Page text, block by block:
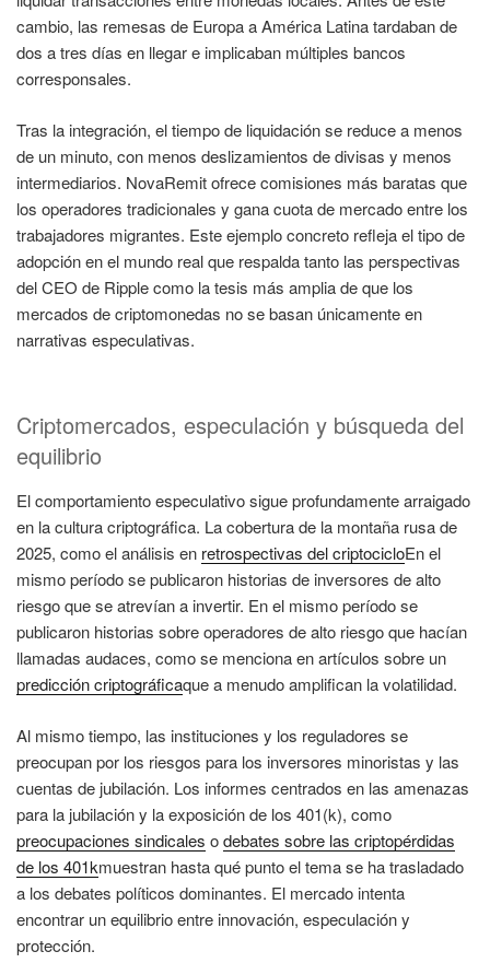
cambio, las remesas de Europa a América Latina tardaban de
dos a tres días en llegar e implicaban múltiples bancos
corresponsales.
Tras la integración, el tiempo de liquidación se reduce a menos
de un minuto, con menos deslizamientos de divisas y menos
intermediarios. NovaRemit ofrece comisiones más baratas que
los operadores tradicionales y gana cuota de mercado entre los
trabajadores migrantes. Este ejemplo concreto refleja el tipo de
adopción en el mundo real que respalda tanto las perspectivas
del CEO de Ripple como la tesis más amplia de que los
mercados de criptomonedas no se basan únicamente en
narrativas especulativas.
Criptomercados, especulación y búsqueda del
equilibrio
El comportamiento especulativo sigue profundamente arraigado
en la cultura criptográfica. La cobertura de la montaña rusa de
2025, como el análisis en retrospectivas del criptocicloEn el
mismo período se publicaron historias de inversores de alto
riesgo que se atrevían a invertir. En el mismo período se
publicaron historias sobre operadores de alto riesgo que hacían
llamadas audaces, como se menciona en artículos sobre un
predicción criptográficaque a menudo amplifican la volatilidad.
Al mismo tiempo, las instituciones y los reguladores se
preocupan por los riesgos para los inversores minoristas y las
cuentas de jubilación. Los informes centrados en las amenazas
para la jubilación y la exposición de los 401(k), como
preocupaciones sindicales odebates sobre las criptopérdidas
de los 401kmuestran hasta qué punto el tema se ha trasladado
a los debates políticos dominantes. El mercado intenta
encontrar un equilibrio entre innovación, especulación y
protección.